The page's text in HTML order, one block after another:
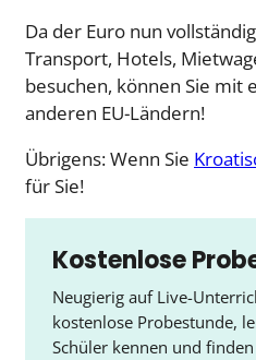
Da der Euro nun
Transport, Hotels,
besuchen, können Sie mit
anderen EU-Ländern!
Übrigens: Wenn Sie
für Sie!
Kostenlose
Neugierig auf Live-
kostenlose Probestunde,
Schüler kennen und